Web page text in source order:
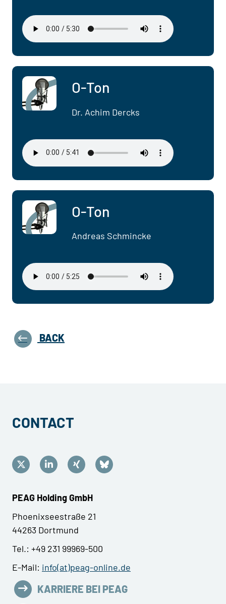
O-Ton
Dr. Achim Dercks
O-Ton
Andreas Schmincke
BACK
CONTACT
PEAG Holding GmbH
Phoenixseestraße 21
44263 Dortmund
Tel.: +49 231 99969-500
E-Mail: info(at)peag-online.de
KARRIERE BEI PEAG